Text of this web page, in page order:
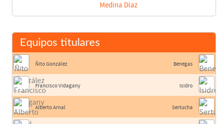
Medina Díaz
Equipos titulares
Ñito González
Francisco Vidagany
Alberto Arnal
Benegas
Isidro
Sertucha